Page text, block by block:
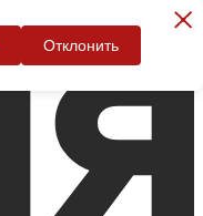
Отклонить